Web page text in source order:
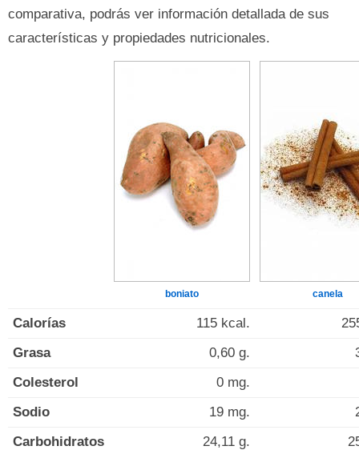
comparativa, podrás ver información detallada de sus
características y propiedades nutricionales.
boniato canela
Calorías 115 kcal.
Grasa
0,60 g.
Colesterol
0 mg.
Sodio
19 mg.
Carbohidratos
24,11 g.